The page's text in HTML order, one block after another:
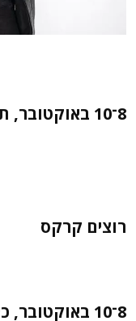
8־10 באוקטובר, תיאטרון חולון, 03-5023001
רוצים קרקס